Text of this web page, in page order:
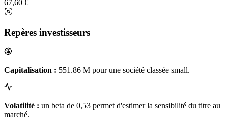
67,60 €
Repères investisseurs
Capitalisation : 551.86 M pour une société classée small.
Volatilité : un beta de 0,53 permet d'estimer la sensibilité du titre au
marché.